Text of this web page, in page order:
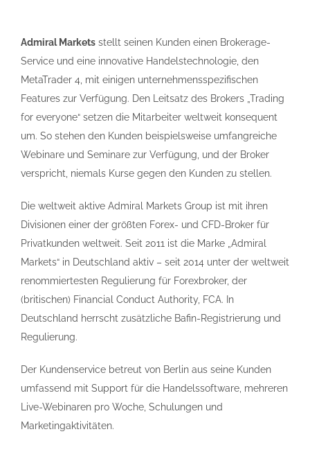
Admiral Markets stellt seinen Kunden einen Brokerage-
Service und eine innovative Handelstechnologie, den
MetaTrader 4, mit einigen unternehmensspezifischen
Features zur Verfügung. Den Leitsatz des Brokers „Trading
for everyone“ setzen die Mitarbeiter weltweit konsequent
um. So stehen den Kunden beispielsweise umfangreiche
Webinare und Seminare zur Verfügung, und der Broker
verspricht, niemals Kurse gegen den Kunden zu stellen.
Die weltweit aktive Admiral Markets Group ist mit ihren
Divisionen einer der größten Forex- und CFD-Broker für
Privatkunden weltweit. Seit 2011 ist die Marke „Admiral
Markets“ in Deutschland aktiv – seit 2014 unter der weltweit
renommiertesten Regulierung für Forexbroker, der
(britischen) Financial Conduct Authority, FCA. In
Deutschland herrscht zusätzliche Bafin-Registrierung und
Regulierung.
Der Kundenservice betreut von Berlin aus seine Kunden
umfassend mit Support für die Handelssoftware, mehreren
Live-Webinaren pro Woche, Schulungen und
Marketingaktivitäten.